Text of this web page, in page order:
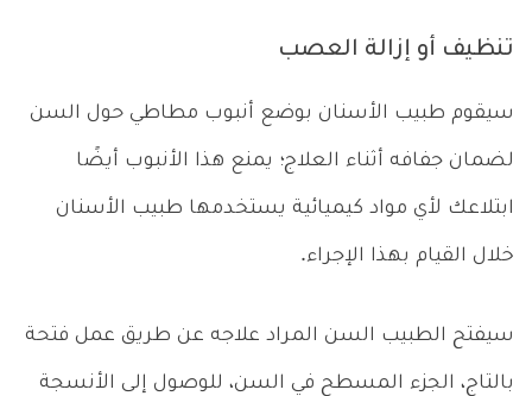
تنظيف أو إزالة العصب
سيقوم طبيب الأسنان بوضع أنبوب مطاطي حول السن
لضمان جفافه أثناء العلاج؛ يمنع هذا الأنبوب أيضًا
ابتلاعك لأي مواد كيميائية يستخدمها طبيب الأسنان
خلال القيام بهذا الإجراء.
سيفتح الطبيب السن المراد علاجه عن طريق عمل فتحة
بالتاج، الجزء المسطح في السن، للوصول إلى الأنسجة